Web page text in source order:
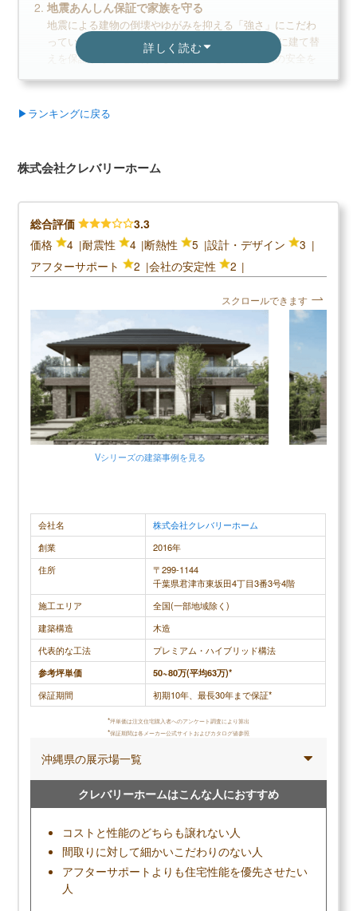
詳しく読む
地震あんしん保証で家族を守る
地震による建物の倒壊やゆがみを抑える「強さ」にこだわ
っています。万一の地震による全壊•大規模半壊時に建て替
えを保証する「地震あんしん保証」を実現。家族の安全を
豊富な商品ラインナップで多様なニーズに対応
地や空間を有効活用できる「マルチモジュールシステム」
を採用しており、変形地や部屋のスタイルにこだわりたい
＼パナソニックホームズの口コミ評判／
口コミ評判平均 4.3 (4件)
30代男性
ほとんど希望していた要望を反映してもらうことが
できたので、注文住宅を依頼して本当に良かったと
思えています。ただし、当初の計画よりも若干違っ
てしまった部分があったので、その点に関してだけ
は残念に思うこともあります。しかし、一番希望し
軟な対応力にとても満足しています。値段に関して
は予算オーバーしてしまいましたが、なるべく予算
を超えないように担当の方が一生懸命努力して計画
してくれる姿を見ていたので、スタッフの接客態度
に関しては100点をあげたいくらい素晴らしいと感
じました。
地震の時に
た事がある
ので満足し
ソニック製
調査概要
調査対象：パナソニックホームズで注文住宅を建てた人
メリット
地震建て替え保証があるほど地震に強い家
大空間・大開口で開放的な暮らし
パナソニック製品で統一感のある空間になる
▶ランキングに戻る
株式会社クレバリーホーム
総合評価
3.3
価格
4 耐震性 4 断熱性 5 設計・デザイン
3
アフターサポート
2 会社の安定性 2
スクロールできます
Vシリーズの建築事例を見る
会社名
株式会社クレバリーホーム
創業
2016年
住所
〒299-1144
千葉県君津市東坂田4丁目3番3号4階
施工エリア
全国(一部地域除く)
建築構造
木造
代表的な工法
プレミアム・ハイブリッド構法
参考坪単価
50~80万(平均63万)*
保証期間
初期10年、最長30年まで保証*
*坪単価は注文住宅購入者へのアンケート調査により算出
*保証期間は各メーカー公式サイトおよびカタログ値参照
沖縄県の展示場一覧
クレバリーホームはこんな人におすすめ
コストと性能のどちらも譲れない人
間取りに対して細かいこだわりのない人
アフターサポートよりも住宅性能を優先させたい
人